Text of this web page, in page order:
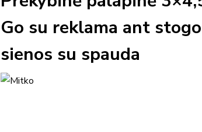
Go su reklama ant
sienos su spauda